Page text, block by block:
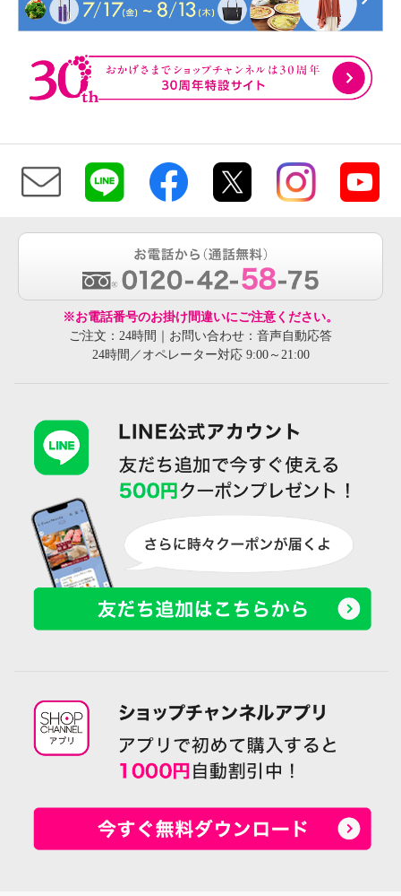
※お電話番号のお掛け間違いにご注意ください。
ご注文：24時間｜お問い合わせ：音声自動応答
24時間／オペレーター対応 9:00～21:00